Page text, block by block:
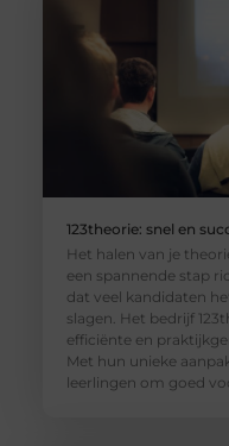
123theorie: snel en
Het halen van je
een spannende stap
dat veel kandidaten
slagen. Het bedrijf
efficiënte en
Met hun unieke
leerlingen om goed